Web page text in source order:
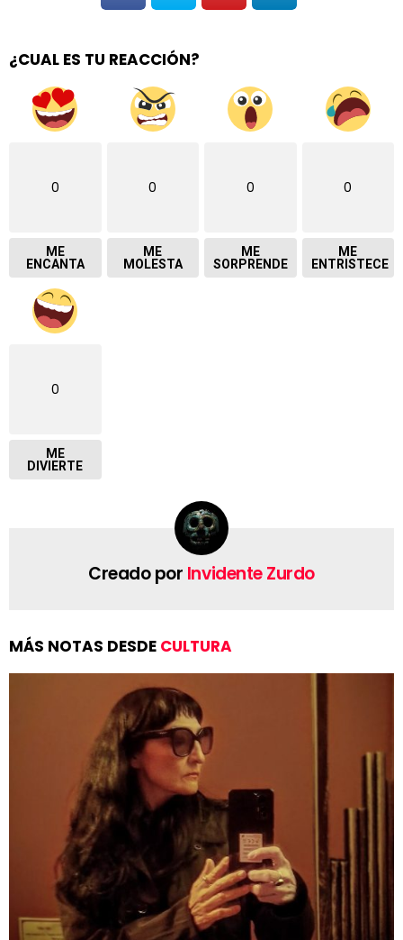
¿CUAL ES TU REACCIÓN?
0
ME
ENCANTA
0
ME
MOLESTA
0
ME
SORPRENDE
0
ME
ENTRISTECE
0
ME
DIVIERTE
Creado por Invidente Zurdo
MÁS NOTAS DESDE CULTURA